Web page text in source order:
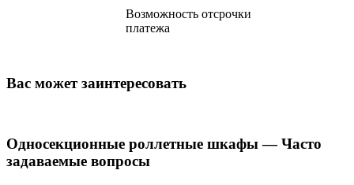
Возможность отсрочки
платежа
Вас может заинтересовать
Односекционные роллетные шкафы — Часто
задаваемые вопросы